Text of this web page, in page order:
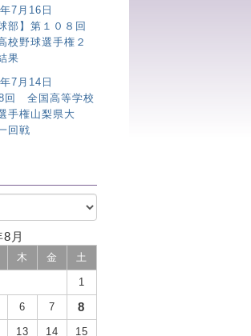
7月16日
部】第１０８回
校野球選手権２
果
7月14日
回 全国高等学校
手権山梨県大
回戦
月
木 金 土
1
6 7 8
13 14 15